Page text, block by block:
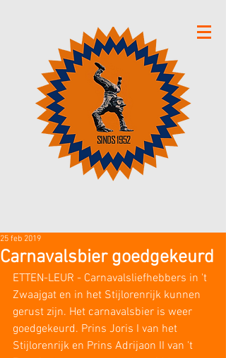
Carnavalsbier goedgekeurd
25 feb 2019
ETTEN-LEUR - Carnavalsliefhebbers in 't
Zwaajgat en in het Stijlorenrijk kunnen
gerust zijn. Het carnavalsbier is weer
goedgekeurd. Prins Joris I van het
Stijlorenrijk en Prins Adrijaon II van 't